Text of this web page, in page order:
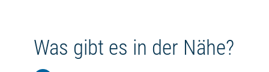
Was gibt es in der Nähe?